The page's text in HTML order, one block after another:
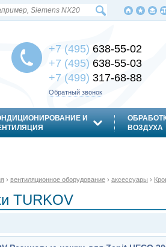
+7 (495) 638-55-02
+7 (495) 638-55-03
+7 (499) 317-68-88
Обратный звонок
И
ВОЗДУХА
› вентиляционное оборудование › аксессуары ›
TURKOV